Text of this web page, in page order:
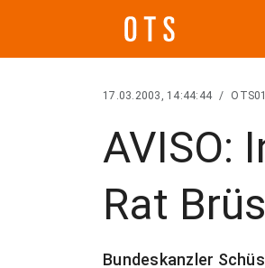
17.03.2003, 14:44:44 /
AVISO:
Rat
Bundeskanzler